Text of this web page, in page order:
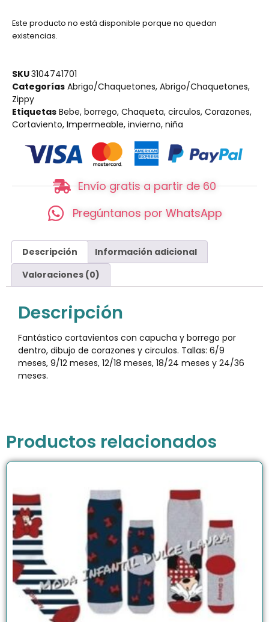
Este producto no está disponible porque no quedan
existencias.
SKU3104741701
Categorías Abrigo/Chaquetones, Abrigo/Chaquetones,
Zippy
Etiquetas Bebe, borrego, Chaqueta, circulos, Corazones,
Cortaviento, Impermeable, invierno, niña
Envío gratis a partir de 60
Pregúntanos por WhatsApp
Descripción
Información adicional
Valoraciones (0)
Descripción
Fantástico cortavientos con capucha y borrego por
dentro, dibujo de corazones y circulos. Tallas: 6/9
meses, 9/12 meses, 12/18 meses, 18/24 meses y 24/36
meses.
Productos relacionados